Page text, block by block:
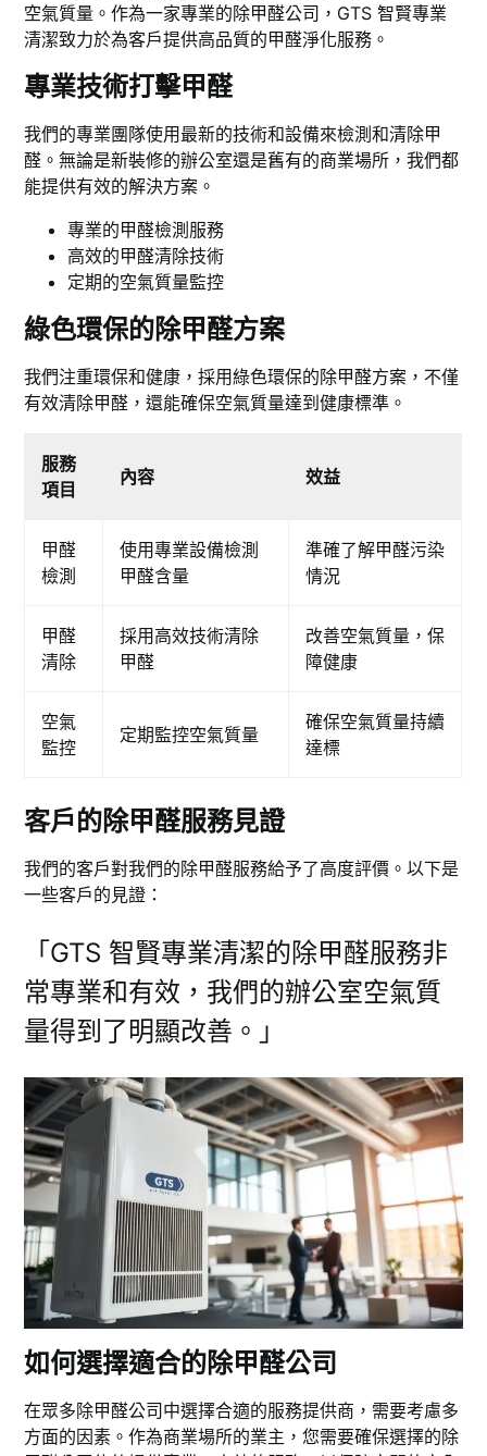
空氣質量。作為一家專業的除甲醛公司，GTS 智賢專業
清潔致力於為客戶提供高品質的甲醛淨化服務。
專業技術打擊甲醛
我們的專業團隊使用最新的技術和設備來檢測和清除甲
醛。無論是新裝修的辦公室還是舊有的商業場所，我們都
能提供有效的解決方案。
專業的甲醛檢測服務
高效的甲醛清除技術
定期的空氣質量監控
綠色環保的除甲醛方案
我們注重環保和健康，採用綠色環保的除甲醛方案，不僅
有效清除甲醛，還能確保空氣質量達到健康標準。
服務
項目
內容 效益
甲醛
檢測
使用專業設備檢測
甲醛含量
準確了解甲醛污染
情況
甲醛
清除
採用高效技術清除
甲醛
改善空氣質量，保
障健康
空氣
監控
定期監控空氣質量
確保空氣質量持續
達標
客戶的除甲醛服務見證
我們的客戶對我們的除甲醛服務給予了高度評價。以下是
一些客戶的見證：
「GTS 智賢專業清潔的除甲醛服務非
常專業和有效，我們的辦公室空氣質
量得到了明顯改善。」
如何選擇適合的除甲醛公司
在眾多除甲醛公司中選擇合適的服務提供商，需要考慮多
方面的因素。作為商業場所的業主，您需要確保選擇的除